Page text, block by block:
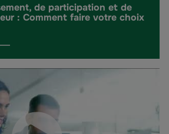
de participation et de
: Comment faire votre choix